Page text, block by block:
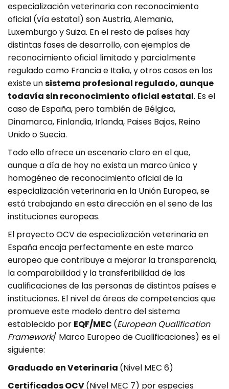
especialización veterinaria con reconocimiento
oficial (vía estatal) son Austria, Alemania,
Luxemburgo y Suiza. En el resto de países hay
distintas fases de desarrollo, con ejemplos de
reconocimiento oficial limitado y parcialmente
regulado como Francia e Italia, y otros casos en los
existe unsistema profesional regulado, aunque
todavía sin reconocimiento oficial estatal. Es el
caso de España, pero también de Bélgica,
Dinamarca, Finlandia, Irlanda, Paises Bajos, Reino
Unido o Suecia.
Todo ello ofrece un escenario claro en el que,
aunque a día de hoy no exista un marco único y
homogéneo de reconocimiento oficial de la
especialización veterinaria en la Unión Europea, se
está trabajando en esta dirección en el seno de las
instituciones europeas.
El proyecto OCV de especialización veterinaria en
España encaja perfectamente en este marco
europeo que contribuye a mejorar la transparencia,
la comparabilidad y la transferibilidad de las
cualificaciones de las personas de distintos países e
instituciones. El nivel de áreas de competencias que
promueve este modelo dentro del sistema
establecido por EQF/MEC (European Qualification
Framework/ Marco Europeo de Cualificaciones) es el
siguiente:
Graduado en Veterinaria (Nivel MEC 6)
Certificados OCV(Nivel MEC 7) por especies